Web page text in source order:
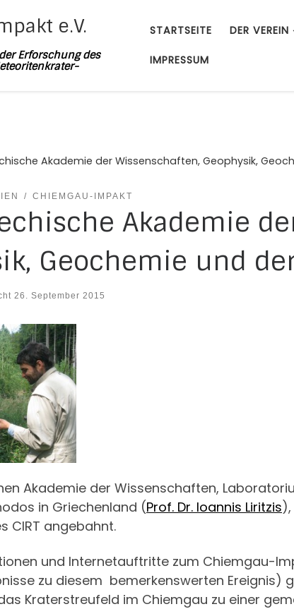
e.V.
Erforschung des
STARTSEITE DER VEREIN
IMPRESSUM
Akademie der Wissenschaften, Geophysik,
CHIEMGAU-IMPAKT
Akademie
Geochemie und
26. September 2015
Akademie der Wissenschaften,
in Griechenland (Prof. Dr. Ioannis Liritzis
CIRT angebahnt.
und Internetauftritte zum Chiemgau-
zu diesem bemerkenswerten Ereignis)
Kraterstreufeld im Chiemgau zu einer